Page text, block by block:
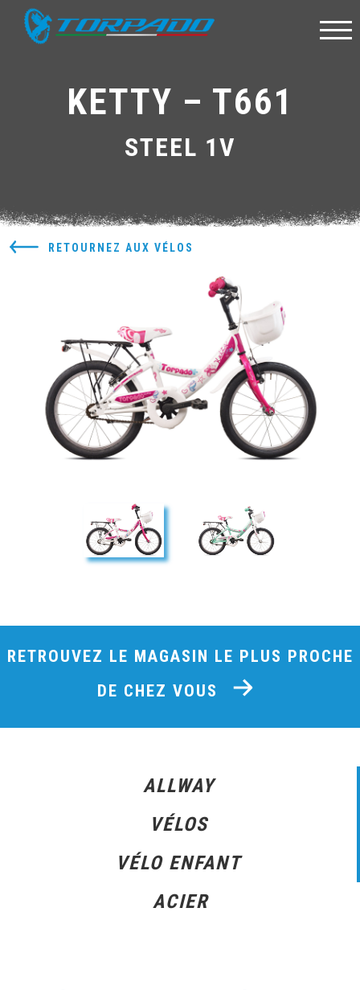
KETTY – T661
STEEL 1V
RETOURNEZ AUX VÉLOS
RETROUVEZ LE MAGASIN LE PLUS PROCHE
DE CHEZ VOUS
ALLWAY
VÉLOS
VÉLO ENFANT
ACIER